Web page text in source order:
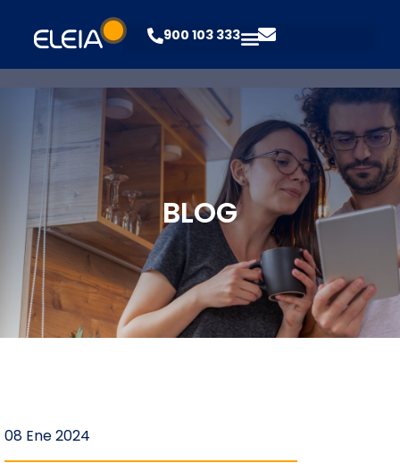
900 103 333
BLOG
08 Ene 2024